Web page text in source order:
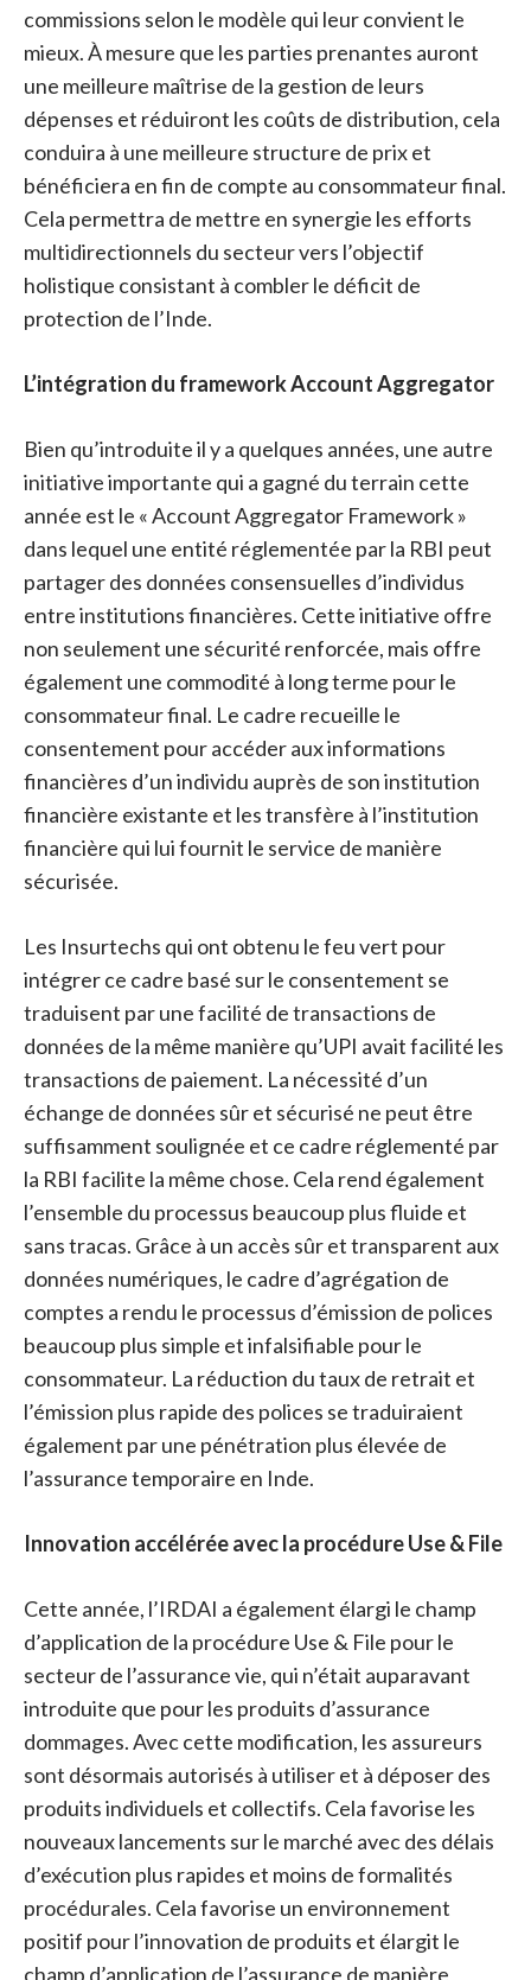
commissions selon le modèle qui leur convient le
mieux. À mesure que les parties prenantes auront
une meilleure maîtrise de la gestion de leurs
dépenses et réduiront les coûts de distribution, cela
conduira à une meilleure structure de prix et
bénéficiera en fin de compte au consommateur final.
Cela permettra de mettre en synergie les efforts
multidirectionnels du secteur vers l’objectif
holistique consistant à combler le déficit de
protection de l’Inde.
L’intégration du framework Account Aggregator
Bien qu’introduite il y a quelques années, une autre
initiative importante qui a gagné du terrain cette
année est le « Account Aggregator Framework »
dans lequel une entité réglementée par la RBI peut
partager des données consensuelles d’individus
entre institutions financières. Cette initiative offre
non seulement une sécurité renforcée, mais offre
également une commodité à long terme pour le
consommateur final. Le cadre recueille le
consentement pour accéder aux informations
financières d’un individu auprès de son institution
financière existante et les transfère à l’institution
financière qui lui fournit le service de manière
sécurisée.
Les Insurtechs qui ont obtenu le feu vert pour
intégrer ce cadre basé sur le consentement se
traduisent par une facilité de transactions de
données de la même manière qu’UPI avait facilité les
transactions de paiement. La nécessité d’un
échange de données sûr et sécurisé ne peut être
suffisamment soulignée et ce cadre réglementé par
la RBI facilite la même chose. Cela rend également
l’ensemble du processus beaucoup plus fluide et
sans tracas. Grâce à un accès sûr et transparent aux
données numériques, le cadre d’agrégation de
comptes a rendu le processus d’émission de polices
beaucoup plus simple et infalsifiable pour le
consommateur. La réduction du taux de retrait et
l’émission plus rapide des polices se traduiraient
également par une pénétration plus élevée de
l’assurance temporaire en Inde.
Innovation accélérée avec la procédure Use & File
Cette année, l’IRDAI a également élargi le champ
d’application de la procédure Use & File pour le
secteur de l’assurance vie, qui n’était auparavant
introduite que pour les produits d’assurance
dommages. Avec cette modification, les assureurs
sont désormais autorisés à utiliser et à déposer des
produits individuels et collectifs. Cela favorise les
nouveaux lancements sur le marché avec des délais
d’exécution plus rapides et moins de formalités
procédurales. Cela favorise un environnement
positif pour l’innovation de produits et élargit le
champ d’application de l’assurance de manière